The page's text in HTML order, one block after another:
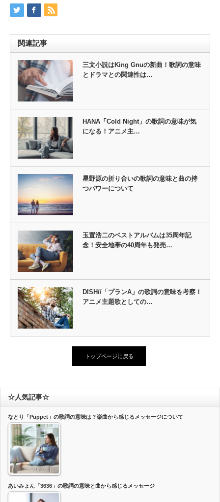
関連記事
三文小説はKing Gnuの新曲！歌詞の意味
とドラマとの関連性は…
HANA「Cold Night」の歌詞の意味が気
になる！アニメ主…
星野源の折り合いの歌詞の意味と曲の持
つパワーについて
玉置浩二のベストアルバムは35周年記
念！安全地帯の40周年も発売…
DISH//「プランA」の歌詞の意味を考察！
アニメ主題歌としての…
トップページに戻る
☆人気記事☆
なとり「Puppet」の歌詞の意味は？楽曲から感じるメッセージについて
あいみょん「3636」の歌詞の意味と曲から感じるメッセージ